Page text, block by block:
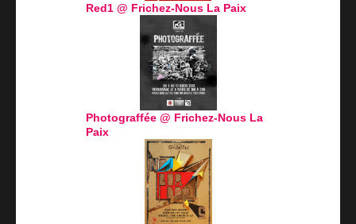
Red1 @ Frichez-Nous La Paix
Photograffée @ Frichez-Nous La
Paix